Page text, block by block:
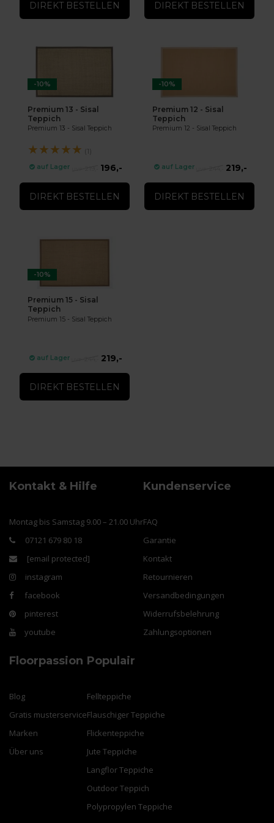
DIREKT BESTELLEN DIREKT BESTELLEN
-10%
Premium 13 - Sisal
Teppich
Premium 13 - Sisal Teppich
★★★★★ (1)
auf Lager 196,-
DIREKT BESTELLEN
-10%
Premium 12 - Sisal
Teppich
Premium 12 - Sisal Teppich
auf Lager 219,-
DIREKT BESTELLEN
-10%
Premium 15 - Sisal
Teppich
Premium 15 - Sisal Teppich
auf Lager 219,-
DIREKT BESTELLEN
Kontakt & Hilfe
Montag bis Samstag 9.00 – 21.00 Uhr
07121 679 80 18
[email protected]
instagram
facebook
pinterest
youtube
Kundenservice
FAQ
Garantie
Kontakt
Retournieren
Versandbedingungen
Widerrufsbelehrung
Zahlungsoptionen
Floorpassion
Blog
Gratis musterservice
Marken
Über uns
Populair
Fellteppiche
Flauschiger Teppiche
Flickenteppiche
Jute Teppiche
Langflor Teppiche
Outdoor Teppich
Polypropylen Teppiche